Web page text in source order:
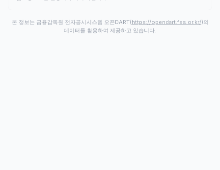
본 정보는 금융감독원 전자공시시스템 오픈DART(https://opendart.fss.or.kr/)의
데이터를 활용하여 제공하고 있습니다.